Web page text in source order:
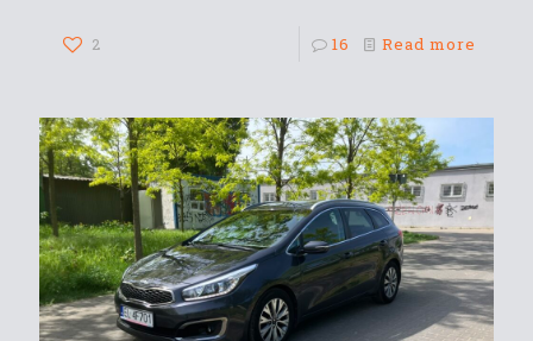
2 16 Read more